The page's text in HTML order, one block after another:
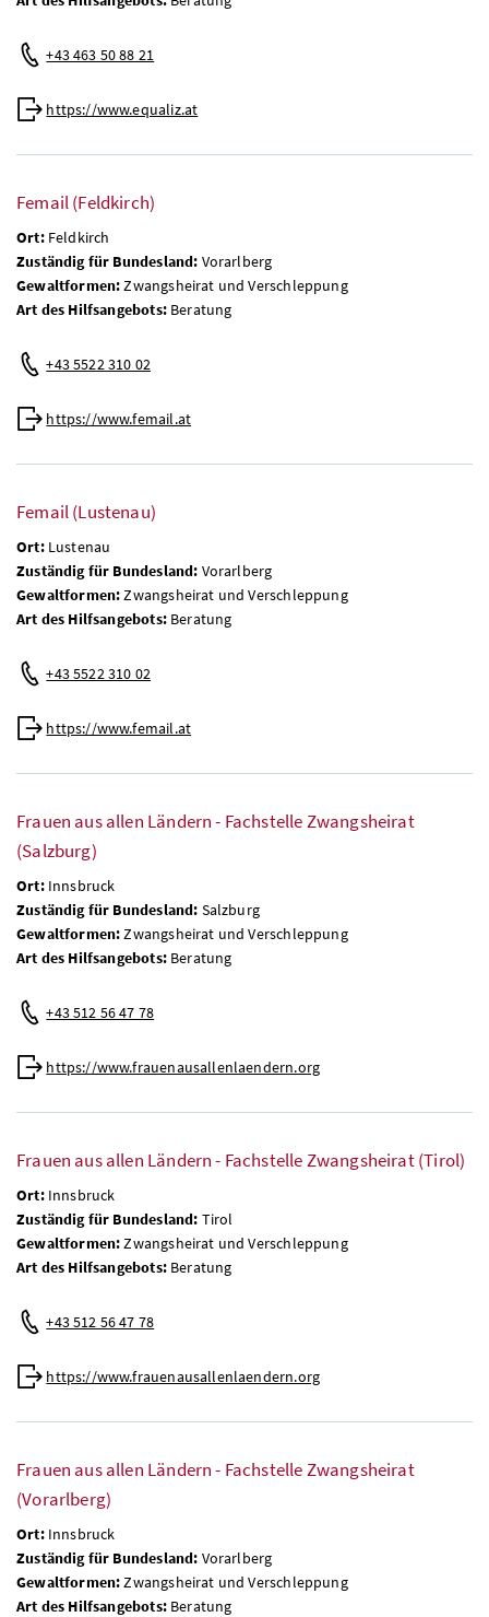
+43 463 50 88 21
https://www.equaliz.at
Femail (Feldkirch)
Ort:Feldkirch
Zuständig für Bundesland: Vorarlberg
Gewaltformen:Zwangsheirat und Verschleppung
Art des Hilfsangebots:Beratung
+43 5522 310 02
https://www.femail.at
Femail (Lustenau)
Ort:Lustenau
Zuständig für Bundesland: Vorarlberg
Gewaltformen:Zwangsheirat und Verschleppung
Art des Hilfsangebots:Beratung
+43 5522 310 02
https://www.femail.at
Frauen aus allen Ländern - Fachstelle Zwangsheirat
(Salzburg)
Ort:Innsbruck
Zuständig für Bundesland: Salzburg
Gewaltformen:Zwangsheirat und Verschleppung
Art des Hilfsangebots:Beratung
+43 512 56 47 78
https://www.frauenausallenlaendern.org
Frauen aus allen Ländern - Fachstelle Zwangsheirat (Tirol)
Ort:Innsbruck
Zuständig für Bundesland: Tirol
Gewaltformen:Zwangsheirat und Verschleppung
Art des Hilfsangebots:Beratung
+43 512 56 47 78
https://www.frauenausallenlaendern.org
Frauen aus allen Ländern - Fachstelle Zwangsheirat
(Vorarlberg)
Ort:Innsbruck
Zuständig für Bundesland: Vorarlberg
Gewaltformen:Zwangsheirat und Verschleppung
Art des Hilfsangebots:Beratung